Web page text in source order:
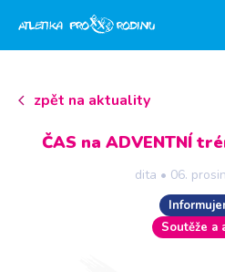
zpět na aktuality
ČAS na ADVENTNÍ
dita • 06.
Soutěže a